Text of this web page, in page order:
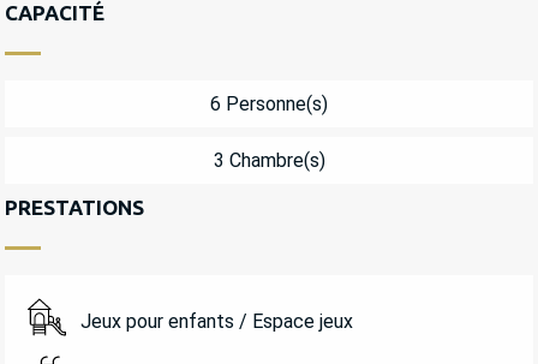
CAPACITÉ
6 Personne(s)
3 Chambre(s)
PRESTATIONS
Jeux pour enfants / Espace jeux